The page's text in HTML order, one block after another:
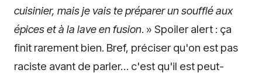
cuisinier, mais je vais te préparer un soufflé aux
épices et à la lave en fusion. » Spoiler alert : ça
finit rarement bien. Bref, préciser qu'on est pas
raciste avant de parler… c'est qu'il est peut-